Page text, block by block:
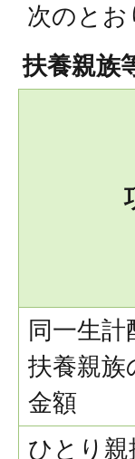
次のと
扶養親族
同一生計
扶養親族
金額
ひとり親